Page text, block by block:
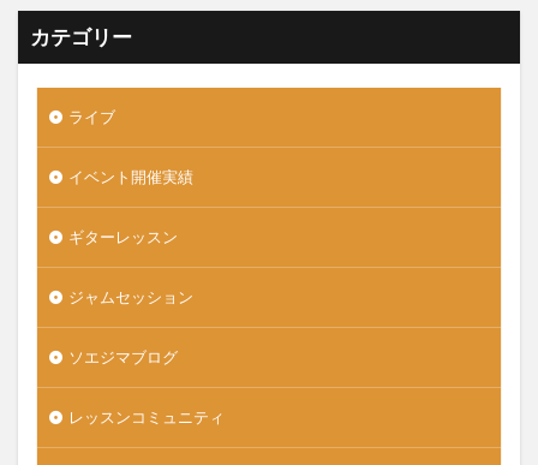
カテゴリー
ライブ
イベント開催実績
ギターレッスン
ジャムセッション
ソエジマブログ
レッスンコミュニティ